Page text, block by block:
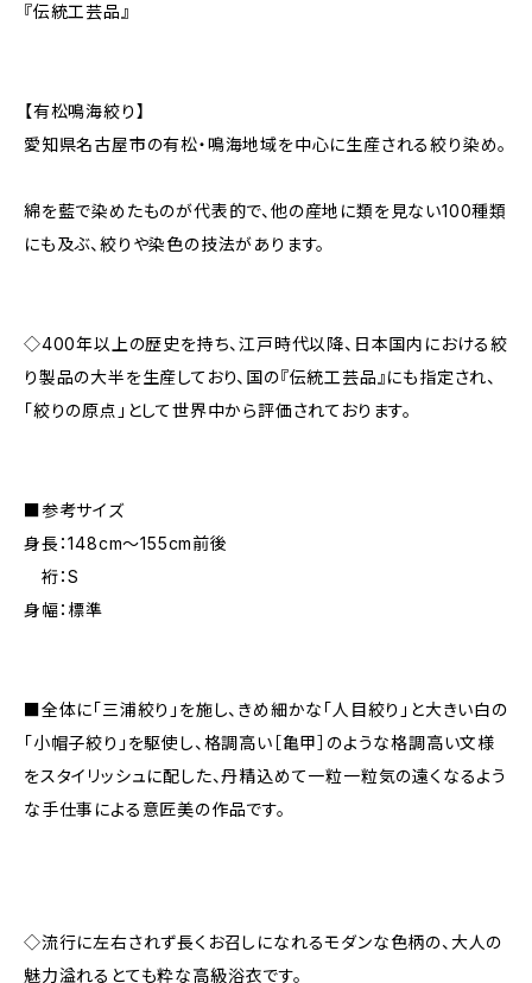
『伝統工芸品』
【有松鳴海絞り】
愛知県名古屋市の有松・鳴海地域を中心に生産される絞り染め。
綿を藍で染めたものが代表的で、他の産地に類を見ない100種類
にも及ぶ、絞りや染色の技法があります。
◇400年以上の歴史を持ち、江戸時代以降、日本国内における絞
り製品の大半を生産しており、国の『伝統工芸品』にも指定され、
「絞りの原点」として世界中から評価されております。
■参考サイズ
身長：148cm～155cm前後
裄：S
身幅：標準
■全体に「三浦絞り」を施し、きめ細かな「人目絞り」と大きい白の
「小帽子絞り」を駆使し、格調高い［亀甲］のような格調高い文様
をスタイリッシュに配した、丹精込めて一粒一粒気の遠くなるよう
な手仕事による意匠美の作品です。
◇流行に左右されず長くお召しになれるモダンな色柄の、大人の
魅力溢れるとても粋な高級浴衣です。